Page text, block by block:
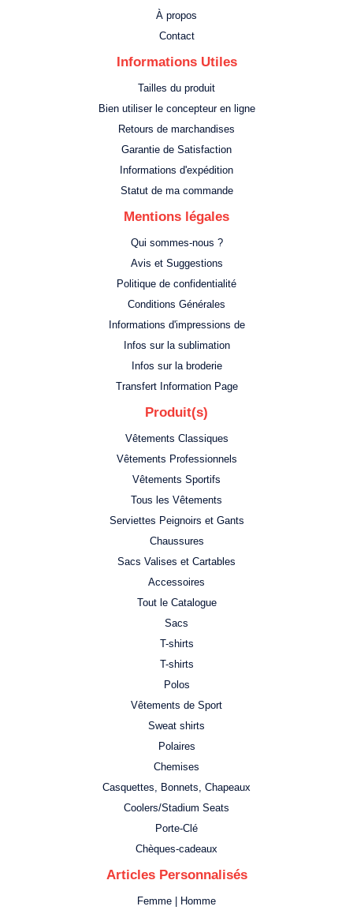
À propos
Contact
Informations Utiles
Tailles du produit
Bien utiliser le concepteur en ligne
Retours de marchandises
Garantie de Satisfaction
Informations d'expédition
Statut de ma commande
Mentions légales
Qui sommes-nous ?
Avis et Suggestions
Politique de confidentialité
Conditions Générales
Informations d'impressions de
Infos sur la sublimation
Infos sur la broderie
Transfert Information Page
Produit(s)
Vêtements Classiques
Vêtements Professionnels
Vêtements Sportifs
Tous les Vêtements
Serviettes Peignoirs et Gants
Chaussures
Sacs Valises et Cartables
Accessoires
Tout le Catalogue
Sacs
T-shirts
T-shirts
Polos
Vêtements de Sport
Sweat shirts
Polaires
Chemises
Casquettes, Bonnets, Chapeaux
Coolers/Stadium Seats
Porte-Clé
Chèques-cadeaux
Articles Personnalisés
Femme | Homme